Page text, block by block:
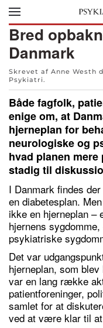
Skip to main
Bred
Danmark
Skrevet af Anne Westh
Psykiatri.
Både fagfolk,
enige om, at
hjerneplan for
neurologiske og
hvad planen
stadig til
I Danmark findes
en diabetesplan.
ikke en hjerneplan –
hjernens
psykiatriske
Det var
hjerneplan, som
var en lang række
patientforeninger,
samlet for at
ved at være klar til